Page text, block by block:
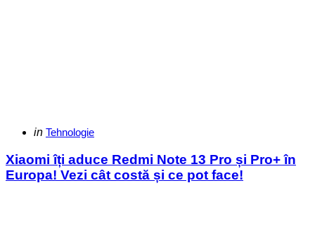
Categories
Posted
in Tehnologie
Xiaomi îți aduce Redmi Note 13 Pro și Pro+ în
Europa! Vezi cât costă și ce pot face!